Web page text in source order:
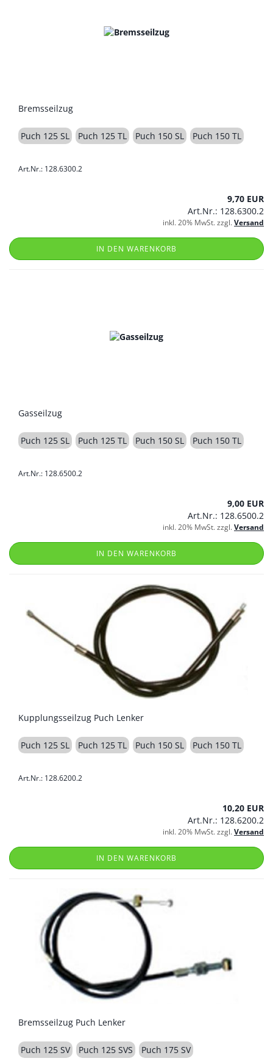
Bremsseilzug
Puch 125 SL Puch 125 TL Puch 150 SL Puch 150 TL
Art.Nr.: 128.6300.2
9,70 EUR
Art.Nr.: 128.6300.2
inkl. 20% MwSt. zzgl.Versand
IN DEN WARENKORB
Gasseilzug
Puch 125 SL Puch 125 TL Puch 150 SL Puch 150 TL
Art.Nr.: 128.6500.2
9,00 EUR
Art.Nr.: 128.6500.2
inkl. 20% MwSt. zzgl.Versand
IN DEN WARENKORB
Kupplungsseilzug Puch Lenker
Puch 125 SL Puch 125 TL Puch 150 SL Puch 150 TL
Art.Nr.: 128.6200.2
10,20 EUR
Art.Nr.: 128.6200.2
inkl. 20% MwSt. zzgl.Versand
IN DEN WARENKORB
Bremsseilzug Puch Lenker
Puch 125 SV Puch 125 SVS Puch 175 SV